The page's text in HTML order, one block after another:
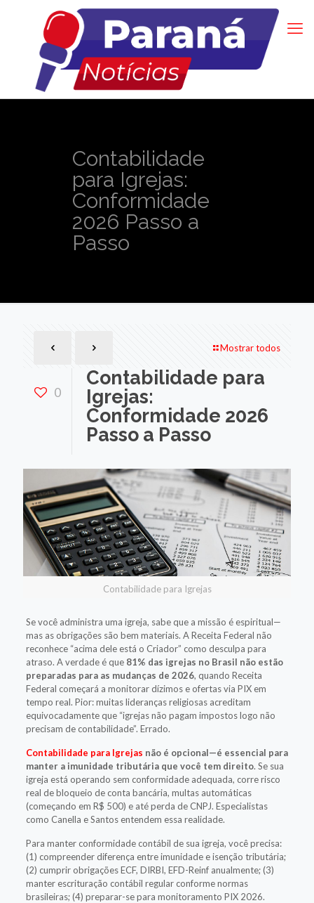
Contabilidade
para Igrejas:
Conformidade
2026 Passo a
Passo
Mostrar todos
0
Contabilidade para
Igrejas:
Conformidade 2026
Passo a Passo
Contabilidade para Igrejas
Se você administra uma igreja, sabe que a missão é espiritual—
mas as obrigações são bem materiais. A Receita Federal não
reconhece “acima dele está o Criador” como desculpa para
atraso. A verdade é que 81% das igrejas no Brasil não estão
preparadas para as mudanças de 2026, quando Receita
Federal começará a monitorar dízimos e ofertas via PIX em
tempo real. Pior: muitas lideranças religiosas acreditam
equivocadamente que “igrejas não pagam impostos logo não
precisam de contabilidade”. Errado.
Contabilidade para Igrejas não é opcional—é essencial para
manter a imunidade tributária que você tem direito. Se sua
igreja está operando sem conformidade adequada, corre risco
real de bloqueio de conta bancária, multas automáticas
(começando em R$ 500) e até perda de CNPJ. Especialistas
como Canella e Santos entendem essa realidade.
Para manter conformidade contábil de sua igreja, você precisa:
(1) compreender diferença entre imunidade e isenção tributária;
(2) cumprir obrigações ECF, DIRBI, EFD-Reinf anualmente; (3)
manter escrituração contábil regular conforme normas
brasileiras; (4) preparar-se para monitoramento PIX 2026.